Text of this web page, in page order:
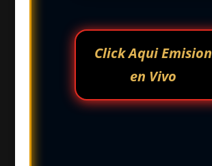
Click Aqui Emision
en Vivo